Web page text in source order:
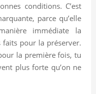
conditions. C’est
parce qu’elle
immédiate la
faits pour la préserver.
la première fois, tu
plus forte qu’on ne